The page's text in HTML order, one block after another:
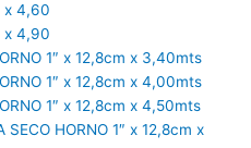
x 4,60
x 4,90
1″ x 12,8cm x 3,40mts
1″ x 12,8cm x 4,00mts
1″ x 12,8cm x 4,50mts
SECO HORNO 1″ x 12,8cm x